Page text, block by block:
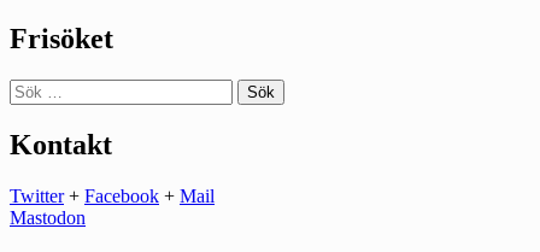
Frisöket
Sök
efter:
Kontakt
Twitter+ Facebook + Mail
Mastodon